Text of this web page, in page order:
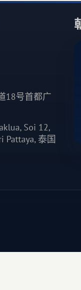
18号首都广
Soi 12,
Pattaya, 泰国